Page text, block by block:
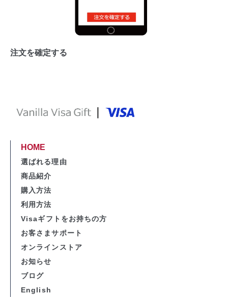
注文を確定する
HOME
選ばれる理由
商品紹介
購入方法
利用方法
Visaギフトをお持ちの方
お客さまサポート
オンラインストア
お知らせ
ブログ
English